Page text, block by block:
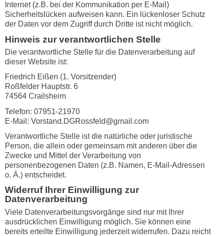
Internet (z.B. bei der Kommunikation per E-Mail)
Sicherheitslücken aufweisen kann. Ein lückenloser Schutz
der Daten vor dem Zugriff durch Dritte ist nicht möglich.
Hinweis zur verantwortlichen Stelle
Die verantwortliche Stelle für die Datenverarbeitung auf
dieser Website ist:
Friedrich Eißen (1. Vorsitzender)
Roßfelder Hauptstr. 6
74564 Crailsheim
Telefon: 07951-21970
E-Mail: Vorstand.DGRossfeld@gmail.com
Verantwortliche Stelle ist die natürliche oder juristische
Person, die allein oder gemeinsam mit anderen über die
Zwecke und Mittel der Verarbeitung von
personenbezogenen Daten (z.B. Namen, E-Mail-Adressen
o. Ä.) entscheidet.
Widerruf Ihrer Einwilligung zur
Datenverarbeitung
Viele Datenverarbeitungsvorgänge sind nur mit Ihrer
ausdrücklichen Einwilligung möglich. Sie können eine
bereits erteilte Einwilligung jederzeit widerrufen. Dazu reicht